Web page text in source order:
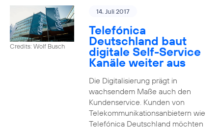
Credits: Wolf Busch
14. Juli 2017
Telefónica
Deutschland baut
digitale Self-Service
Kanäle weiter aus
Die Digitalisierung prägt in
wachsendem Maße auch den
Kundenservice. Kunden von
Telekommunikationsanbietern wie
Telefónica Deutschland möchten